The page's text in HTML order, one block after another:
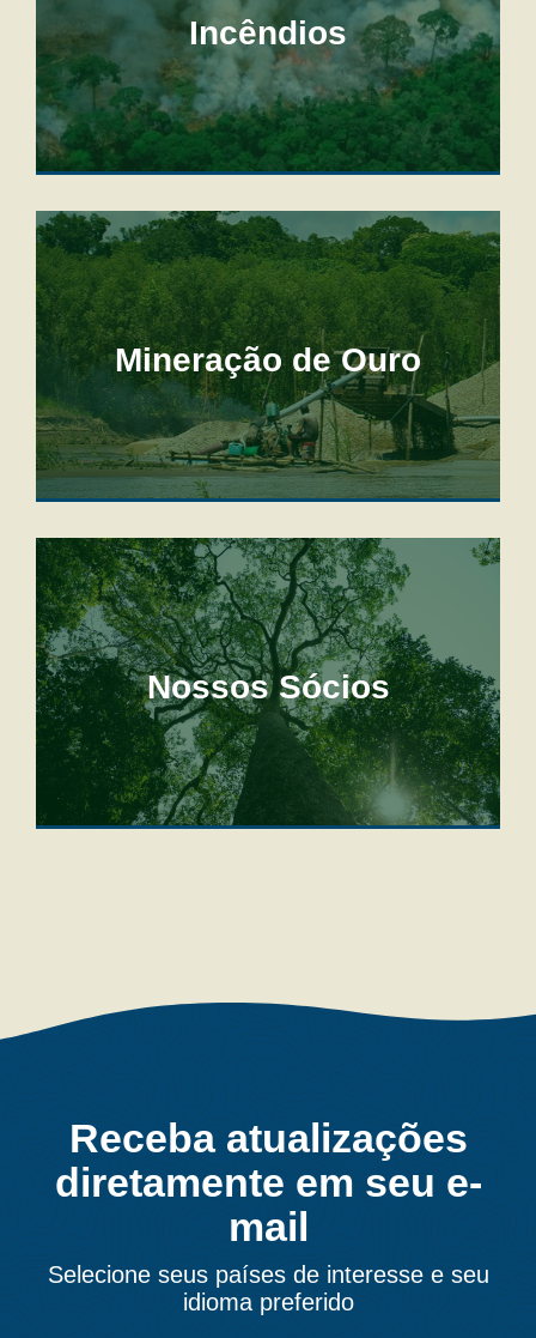
Incêndios
Mineração de Ouro
Nossos Sócios
Receba atualizações
diretamente em seu e-
mail
Selecione seus países de interesse e seu
idioma preferido